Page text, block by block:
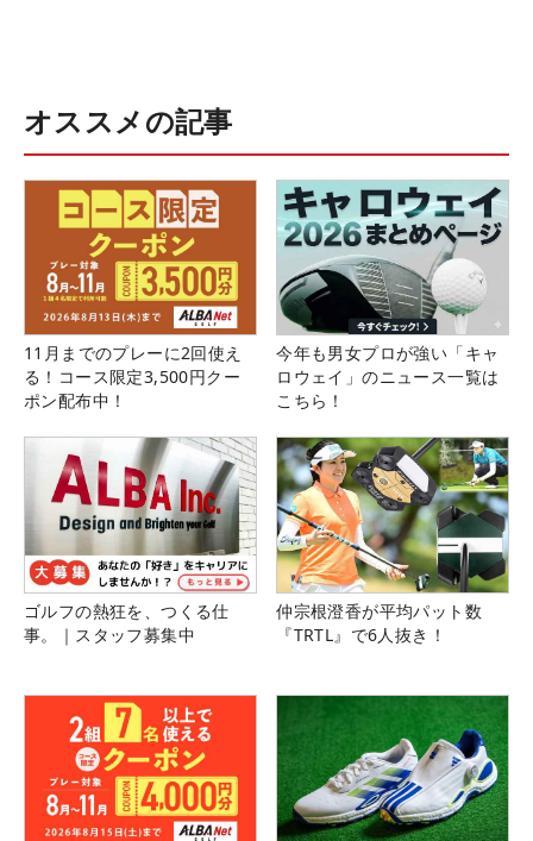
オススメの記事
11月までのプレーに2回使え
る！コース限定3,500円クー
ポン配布中！
今年も男女プロが強い「キャ
ロウェイ」のニュース一覧は
こちら！
ゴルフの熱狂を、つくる仕
事。｜スタッフ募集中
仲宗根澄香が平均パット数
『TRTL』で6人抜き！